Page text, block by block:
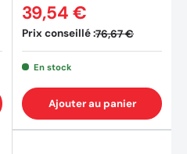
Prix conseillé :76,67 €
39,54 €
En stock
Ajouter au panier